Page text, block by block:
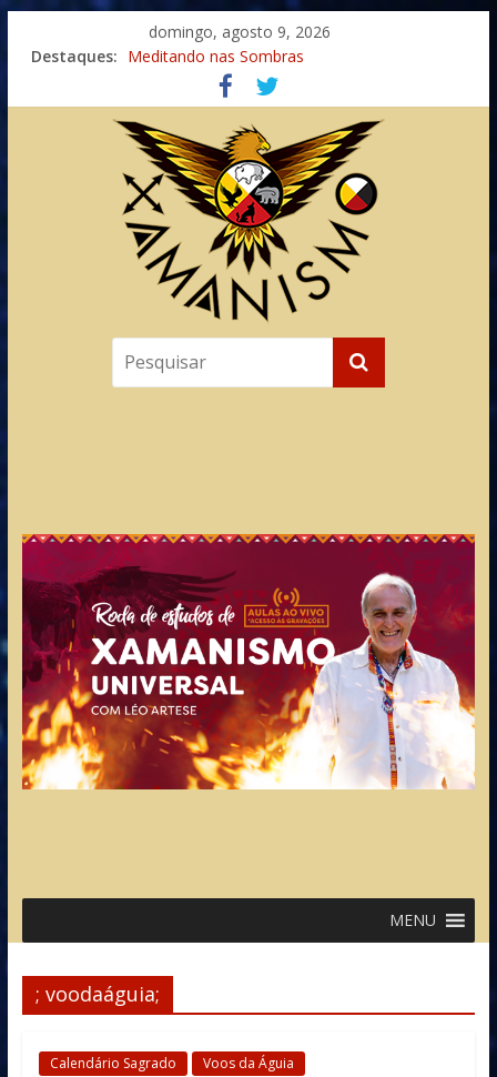
domingo, agosto 9, 2026
Destaques: Meditando nas Sombras
Autosuficiência: A Jornada do Espírito Ancestral
Xamanismo Universal
Totens – Caminho Espiritual – Crescimento
Imaginação na Cura
MENU
; voodaáguia;
Calendário Sagrado Voos da Águia